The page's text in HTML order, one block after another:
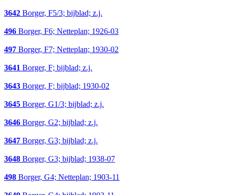
3642 Borger, F5/3; bijblad; z.j.
496 Borger, F6; Netteplan; 1926-03
497 Borger, F7; Netteplan; 1930-02
3641 Borger, F; bijblad; z.j.
3643 Borger, F; bijblad; 1930-02
3645 Borger, G1/3; bijblad; z.j.
3646 Borger, G2; bijblad; z.j.
3647 Borger, G3; bijblad; z.j.
3648 Borger, G3; bijblad; 1938-07
498 Borger, G4; Netteplan; 1903-11